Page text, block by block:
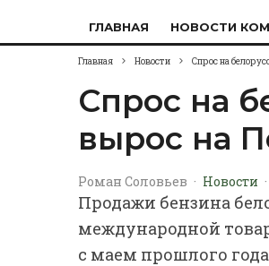
ГЛАВНАЯ НОВОСТИ
Главная Новости Спрос на
Спрос на
вырос на
Роман Соловьев · Новости ·
Продажи бензина
международной
с маем прошлого